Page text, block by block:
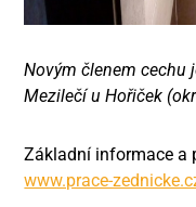
Novým členem cechu
Mezilečí u Hořiček
Základní informace a
www.prace-